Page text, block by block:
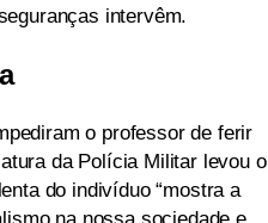
intervêm.
o professor de ferir
da Polícia Militar levou o
do indivíduo “mostra a
na nossa sociedade e